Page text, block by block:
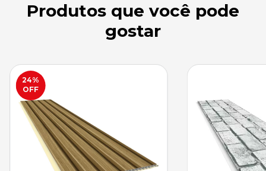
Produtos que você pode
gostar
24%
OFF